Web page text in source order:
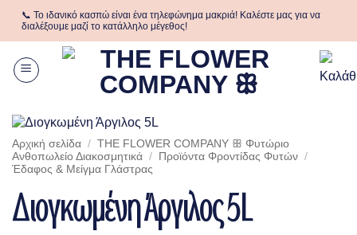
📞 Το ιδανικό κασπώ είναι ένα τηλεφώνημα μακριά! Καλέστε μας για να
διαλέξουμε μαζί το κατάλληλο μέγεθος!
Αρχική σελίδα / THE FLOWER COMPANY ꕥ Φυτώριο
Aνθοπωλείο Διακοσμητικά / Προϊόντα Φροντίδας Φυτών /
Έδαφος & Μείγμα Γλάστρας
Διογκωμένη Άργιλος 5L